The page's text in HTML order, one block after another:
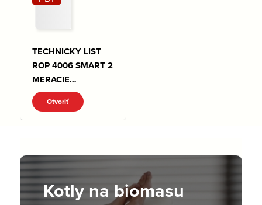
TECHNICKY LIST
ROP 4006 SMART 2
MERACIE
VENTIL.pdf
Otvoriť
Kotly na biomasu